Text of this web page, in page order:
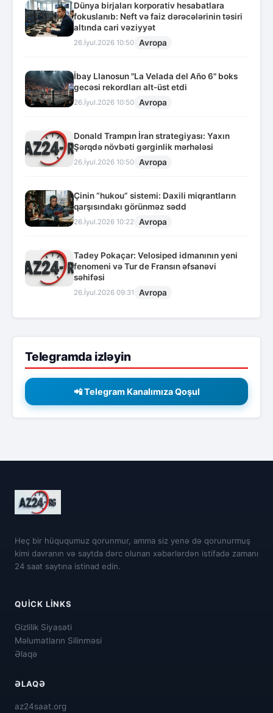
Dünya birjaları korporativ hesabatlara
fokuslanıb: Neft və faiz dərəcələrinin təsiri
altında cari vəziyyət
26.İyul.2026 10:50 Avropa
İbay Llanosun "La Velada del Año 6" boks
gecəsi rekordları alt-üst etdi
26.İyul.2026 10:50 Avropa
Donald Trampın İran strategiyası: Yaxın
Şərqdə növbəti gərginlik mərhələsi
26.İyul.2026 10:50 Avropa
Çinin “hukou” sistemi: Daxili miqrantların
qarşısındakı görünməz sədd
26.İyul.2026 10:22 Avropa
Tadey Pokaçar: Velosiped idmanının yeni
fenomeni və Tur de Fransın əfsanəvi
səhifəsi
26.İyul.2026 09:31 Avropa
Telegramda izləyin
📲 Telegram Kanalımıza Qoşul
Heç bir hüququmuz qorunmur, amma siz yenə də qorunurmuş
kimi davranın və saytda dərc olunan xəbərlərdən istifadə zamanı
24 saat saytına istinad edin.
QUICK LINKS
Gizlilik Siyasəti
Məlumatların Silinməsi
Əlaqə
ƏLAQƏ
az24saat.org